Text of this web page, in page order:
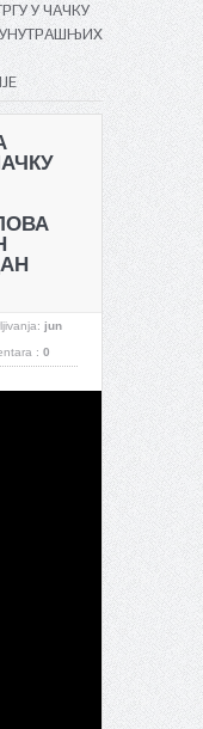
У ЧАЧКУ
jun
: 0